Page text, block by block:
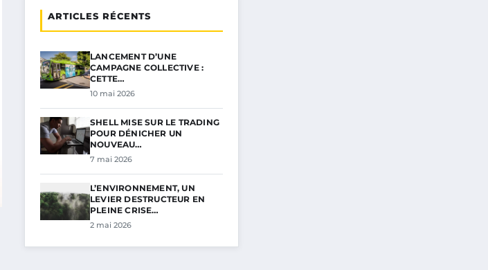
ARTICLES RÉCENTS
LANCEMENT D’UNE
CAMPAGNE COLLECTIVE :
CETTE…
10 mai 2026
SHELL MISE SUR LE TRADING
POUR DÉNICHER UN
NOUVEAU…
7 mai 2026
L’ENVIRONNEMENT, UN
LEVIER DESTRUCTEUR EN
PLEINE CRISE…
2 mai 2026